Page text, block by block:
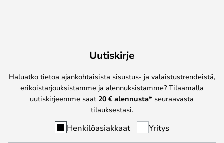
Uutiskirje
Haluatko tietoa ajankohtaisista sisustus- ja valaistustrendeistä,
erikoistarjouksistamme ja alennuksistamme? Tilaamalla
uutiskirjeemme saat 20 € alennusta* seuraavasta
tilauksestasi.
Henkilöasiakkaat Yritys